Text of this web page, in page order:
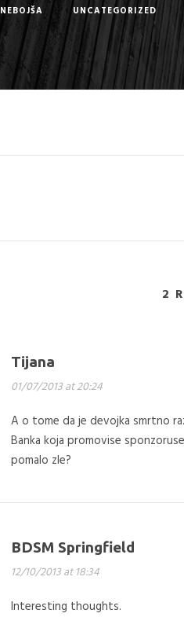
NEBOJŠA UNCATEGORIZED
2
Tijana
01/07/2013 at 20:24
A o tome da je devojka smrtno
Banka koja promovise
pomalo zle?
BDSM Springfield
12/10/2013 at 18:34
Interesting thoughts.